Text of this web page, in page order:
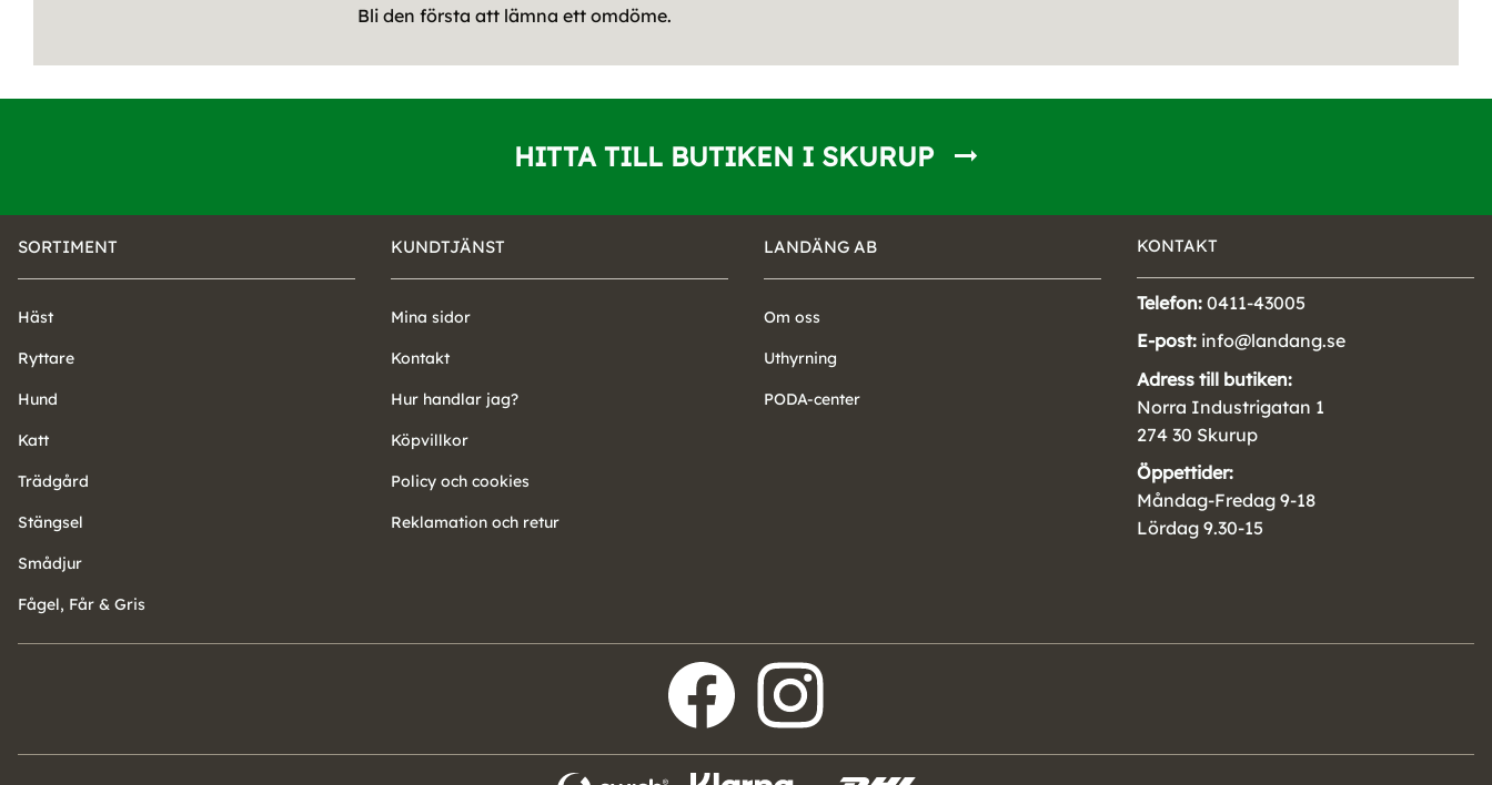
Bli den första att lämna ett omdöme.
HITTA TILL BUTIKEN I SKURUP
SORTIMENT
Häst
Ryttare
Hund
Katt
Trädgård
Stängsel
Smådjur
Fågel, Får & Gris
KUNDTJÄNST
Mina sidor
Kontakt
Hur handlar jag?
Köpvillkor
Policy och cookies
Reklamation och retur
LANDÄNG AB
Om oss
Uthyrning
PODA-center
KONTAKT
Telefon: 0411-43005
E-post: info@landang.se
Adress till butiken:
Norra Industrigatan 1
274 30 Skurup
Öppettider:
Måndag-Fredag 9-18
Lördag 9.30-15